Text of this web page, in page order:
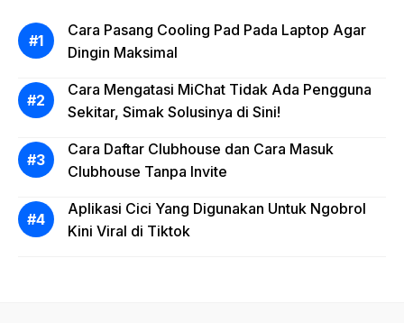
Cara Pasang Cooling Pad Pada Laptop Agar
Dingin Maksimal
Cara Mengatasi MiChat Tidak Ada Pengguna
Sekitar, Simak Solusinya di Sini!
Cara Daftar Clubhouse dan Cara Masuk
Clubhouse Tanpa Invite
Aplikasi Cici Yang Digunakan Untuk Ngobrol
Kini Viral di Tiktok